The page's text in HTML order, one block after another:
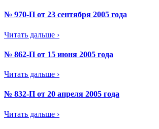
№ 970-П от 23 сентября 2005 года
Читать дальше ›
№ 862-П от 15 июня 2005 года
Читать дальше ›
№ 832-П от 20 апреля 2005 года
Читать дальше ›